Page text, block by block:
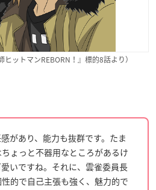
ヒットマンREBORN！』標的8話より）
があり、能力も抜群です。たま
ょっと不器用なところがあるけ
いですね。それに、雲雀委員長
的で自己主張も強く、魅力的で